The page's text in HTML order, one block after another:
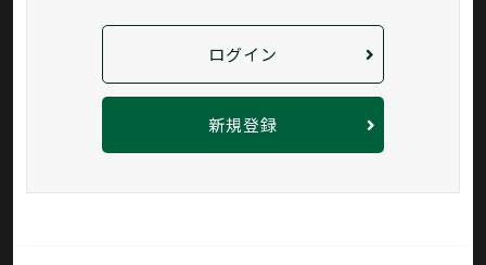
ログイン
新規登録